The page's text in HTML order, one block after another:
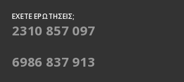
ΈΧΕΤΕ ΕΡΩΤΉΣΕΙΣ;
2310 857 097
6986 837 913